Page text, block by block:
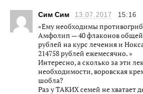
Сим Сим 13.07.2017 15:16
«Ему необходимы
Амфолип — 40 флаконов общей
рублей на курс лечения и
214758 рублей ежемесячно. »
Интересно, а сколько за эти
необходимости, воровская
шобла?
Раз у ТАКИХ семей не хватает